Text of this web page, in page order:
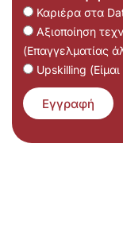
Καριέρα στα
Αξιοποίηση
(Επαγγελματίας
Upskilling
Εγγραφή